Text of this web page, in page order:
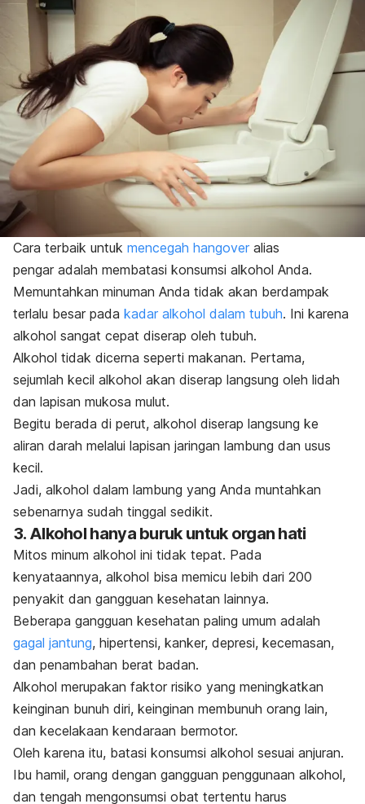
Cara terbaik untuk mencegah hangover alias
pengar adalah membatasi konsumsi alkohol Anda.
Memuntahkan minuman Anda tidak akan berdampak
terlalu besar pada kadar alkohol dalam tubuh. Ini karena
alkohol sangat cepat diserap oleh tubuh.
Alkohol tidak dicerna seperti makanan. Pertama,
sejumlah kecil alkohol akan diserap langsung oleh lidah
dan lapisan mukosa mulut.
Begitu berada di perut, alkohol diserap langsung ke
aliran darah melalui lapisan jaringan lambung dan usus
kecil.
Jadi, alkohol dalam lambung yang Anda muntahkan
sebenarnya sudah tinggal sedikit.
3. Alkohol hanya buruk untuk organ hati
Mitos minum alkohol ini tidak tepat. Pada
kenyataannya, alkohol bisa memicu lebih dari 200
penyakit dan gangguan kesehatan lainnya.
Beberapa gangguan kesehatan paling umum adalah
gagal jantung, hipertensi, kanker, depresi, kecemasan,
dan penambahan berat badan.
Alkohol merupakan faktor risiko yang meningkatkan
keinginan bunuh diri, keinginan membunuh orang lain,
dan kecelakaan kendaraan bermotor.
Oleh karena itu, batasi konsumsi alkohol sesuai anjuran.
Ibu hamil, orang dengan gangguan penggunaan alkohol,
dan tengah mengonsumsi obat tertentu harus